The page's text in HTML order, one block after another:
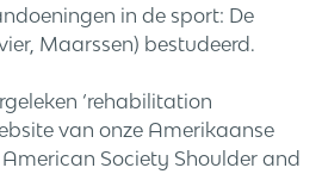
in de sport: De
Maarssen) bestudeerd.
‘rehabilitation
van onze Amerikaanse
American Society Shoulder and